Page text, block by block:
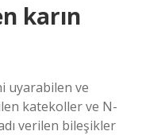
karın
uyarabilen ve
katekoller ve N-
verilen bileşikler